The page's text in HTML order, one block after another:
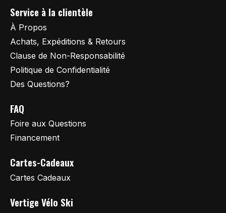
Service à la clientèle
À Propos
Achats, Expéditions & Retours
Clause de Non-Responsabilité
Politique de Confidentialité
Des Questions?
FAQ
Foire aux Questions
Financement
Cartes-Cadeaux
Cartes Cadeaux
Vertige Vélo Ski